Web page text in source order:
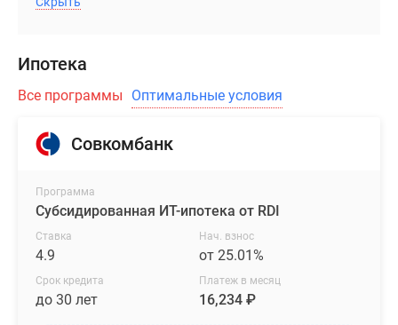
Ипотека
Все программы Оптимальные условия
Совкомбанк
Программа
Субсидированная ИТ-ипотека от RDI
Ставка
4.9
Нач. взнос
от 25.01%
Срок кредита
до 30 лет
Платеж в месяц
16,234 ₽